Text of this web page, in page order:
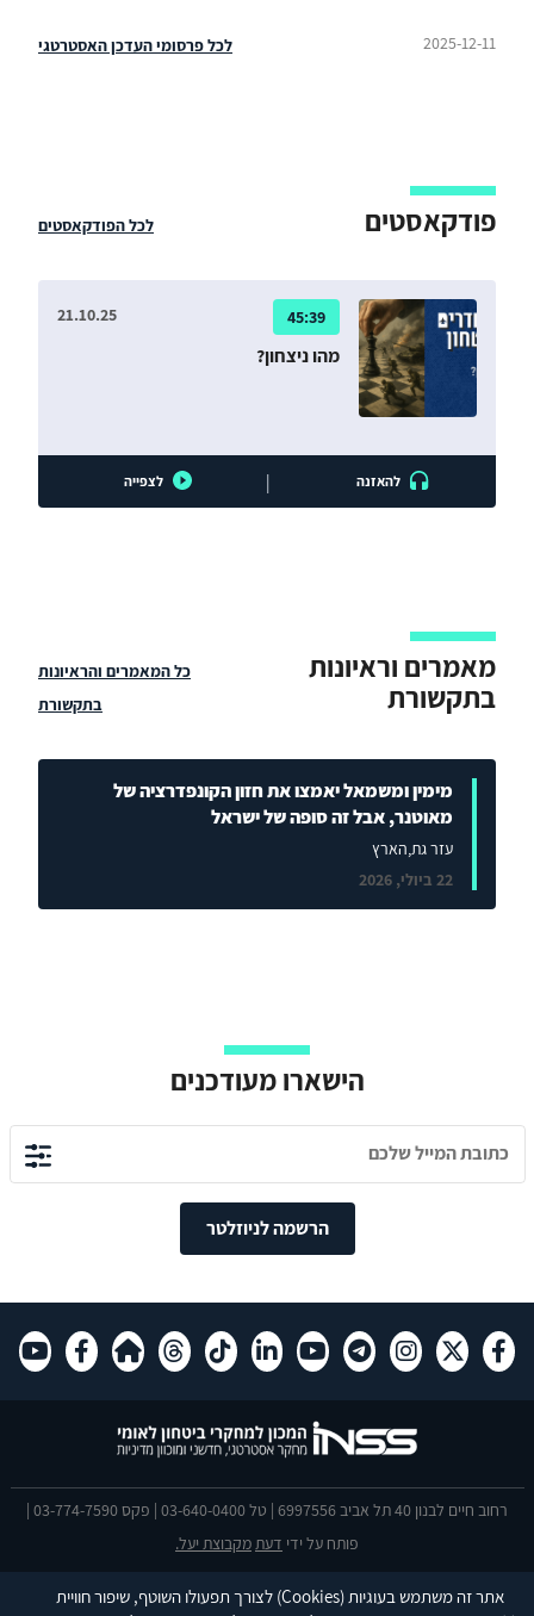
אתר זה משתמש בעוגיות(Cookies) לצורך תפעולו השוטף, שיפור חוויית
2025-12-11 לכל פרסומי העדכן האסטרטגי
פודקאסטים לכל הפודקאסטים
45:39
21.10.25
מהו ניצחון?
להאזנה | לצפייה
מאמרים וראיונות
בתקשורת
כל המאמרים והראיונות
בתקשורת
מימין ומשמאל יאמצו את חזון הקונפדרציה של
מאוטנר, אבל זה סופה של ישראל
עזר גת,הארץ
22 ביולי, 2026
הישארו מעודכנים
הרשמה לניוזלטר
רחוב חיים לבנון 40 תל אביב 6997556 | טל 03-640-0400 | פקס 03-774-7590 |
פותח על ידי דעתמקבוצת יעל.